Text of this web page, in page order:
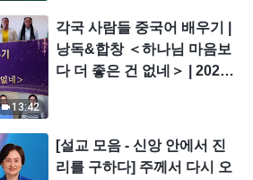
13:42
각국 사람들 중국어 배우기 |
낭독&합창 ＜하나님 마음보
다 더 좋은 건 없네＞ | 2026
[설교 모음 - 신앙 안에서 진
리를 구하다] 주께서 다시 오